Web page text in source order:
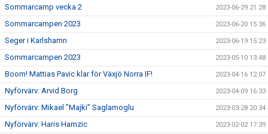
Sommarcamp vecka 2 2023-06-29 21:28
Sommarcampen 2023 2023-06-20 15:36
Seger i Karlshamn 2023-06-19 15:23
Sommarcampen 2023 2023-05-10 13:48
Boom! Mattias Pavic klar för Växjö Norra IF! 2023-04-16 12:07
Nyförvärv: Arvid Borg 2023-04-09 16:33
Nyförvärv: Mikael ”Majki” Saglamoglu 2023-03-28 20:34
Nyförvärv: Haris Hamzic 2023-02-02 17:39